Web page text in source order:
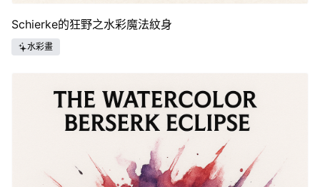
Schierke的狂野之水彩魔法紋身
水彩畫